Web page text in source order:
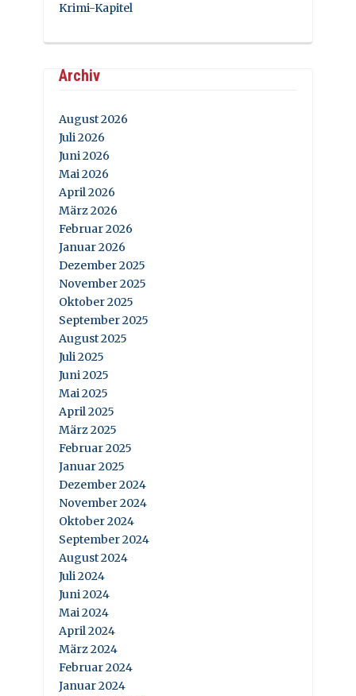
Krimi-Kapitel
Archiv
August 2026
Juli 2026
Juni 2026
Mai 2026
April 2026
März 2026
Februar 2026
Januar 2026
Dezember 2025
November 2025
Oktober 2025
September 2025
August 2025
Juli 2025
Juni 2025
Mai 2025
April 2025
März 2025
Februar 2025
Januar 2025
Dezember 2024
November 2024
Oktober 2024
September 2024
August 2024
Juli 2024
Juni 2024
Mai 2024
April 2024
März 2024
Februar 2024
Januar 2024